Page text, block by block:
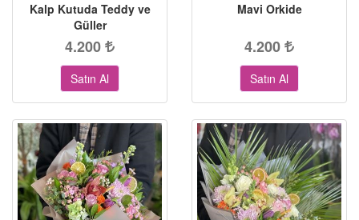
Kalp Kutuda Teddy ve
Güller
4.200
Satın Al
Mavi Orkide
4.200
Satın Al